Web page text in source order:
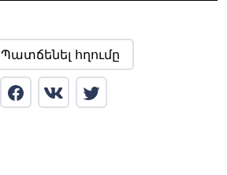
Պատճենել հղումը